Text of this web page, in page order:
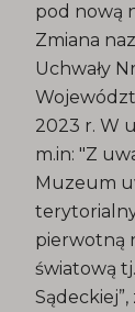
pod nową
Zmiana
Uchwały
2023 r. W
m.in: "Z
Muzeum
terytorialny
pierwotną
światową